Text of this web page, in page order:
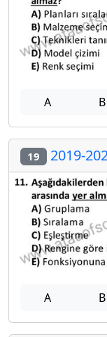
A B
19 2019-
A B